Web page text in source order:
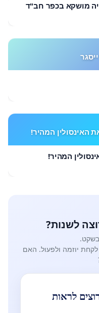
מושקא בכפר חב"ד
לשנות?
יוזמה ולפעול. האם
לראות